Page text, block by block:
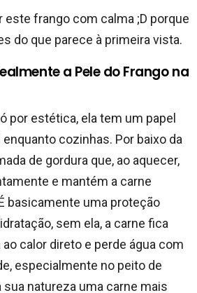
este frango com calma ;D porque
do que parece à primeira vista.
a Pele do Frango na
por estética, ela tem um papel
cozinhas. Por baixo da
de gordura que, ao aquecer,
e mantém a carne
basicamente uma proteção
sem ela, a carne fica
calor direto e perde água com
especialmente no peito de
sua natureza uma carne mais